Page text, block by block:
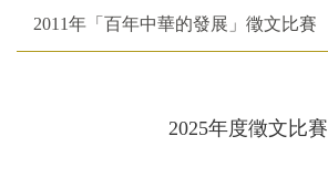
2011年「百年中華的發展」徵文比賽
2025年度徵文比賽